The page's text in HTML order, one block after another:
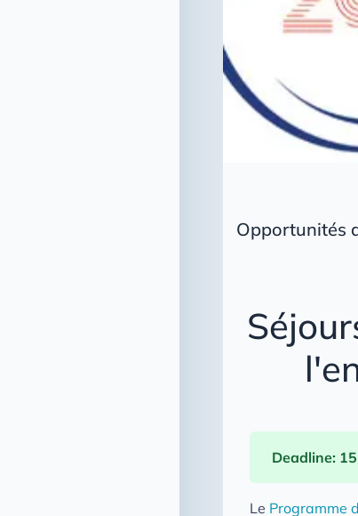
Opportunités
Deadline:
Le Programme